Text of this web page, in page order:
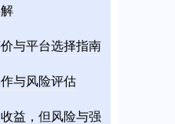
与平台选择指南
与风险评估
益，但风险与强